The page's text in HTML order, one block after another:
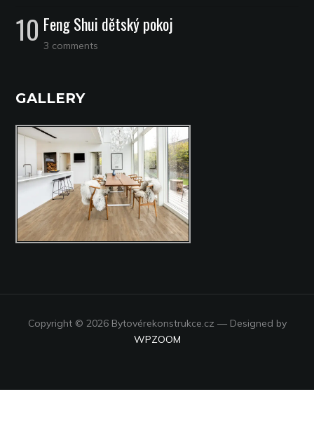
Feng Shui dětský pokoj
3 comments
GALLERY
Copyright © 2026 Bytovérekonstrukce.cz — Designed by
WPZOOM